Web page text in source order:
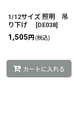
1/12サイズ 照明 吊
り下げ
[DE038]
1,505 円 (税込)
カートに入れる